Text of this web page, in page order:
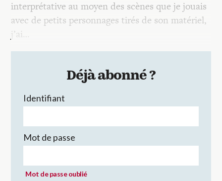
interprétative au moyen des scènes que je jouais
avec de petits personnages tirés de son matériel,
j’ai…
Déjà abonné ?
Identifiant
Mot de passe
Mot de passe oublié